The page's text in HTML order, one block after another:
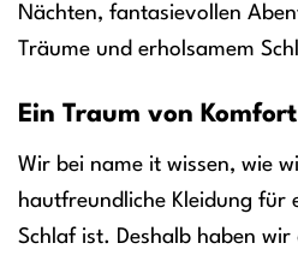
Nächten, fantasievollen
Träume und erholsamem
Ein Traum von
Wir bei name it wissen, wie
hautfreundliche Kleidung für
Schlaf ist. Deshalb haben